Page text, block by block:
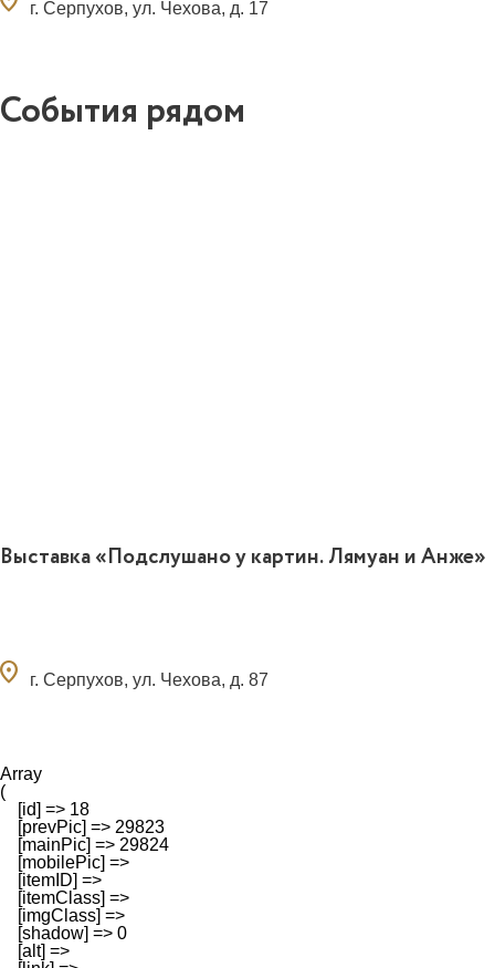
г. Серпухов, ул. Чехова, д. 17
События рядом
Выставка «Подслушано у картин. Лямуан и Анже»
г. Серпухов, ул. Чехова, д. 87
Array
(
    [id] => 18
    [prevPic] => 29823
    [mainPic] => 29824
    [mobilePic] =>
    [itemID] =>
    [itemClass] =>
    [imgClass] =>
    [shadow] => 0
    [alt] =>